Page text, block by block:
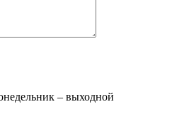
– выходной